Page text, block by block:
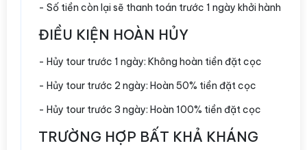
- Số tiền còn lại sẽ thanh toán trước 1 ngày khởi hành
ĐIỀU KIỆN HOÀN HỦY
- Hủy tour trước 1 ngày: Không hoàn tiền đặt cọc
- Hủy tour trước 2 ngày: Hoàn 50% tiền đặt cọc
- Hủy tour trước 3 ngày: Hoàn 100% tiền đặt cọc
TRƯỜNG HỢP BẤT KHẢ KHÁNG